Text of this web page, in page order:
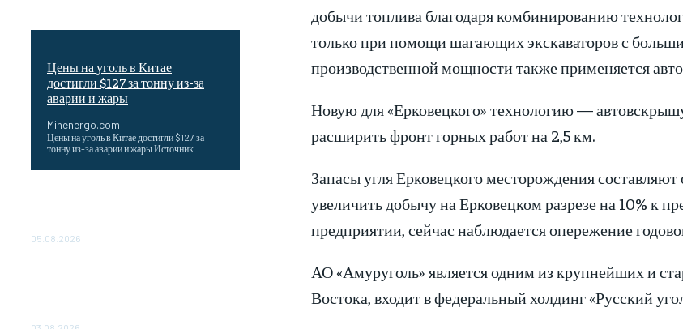
Цены на уголь в Китае
достигли $127 за тонну из-за
аварии и жары
Minenergo.com
Цены на уголь в Китае достигли $127 за
тонну из-за аварии и жары Источник
05.08.2026
добычи топлива благодаря комбинированию
только при помощи шагающих экскаваторов с
производственной мощности также применяется
Новую для «Ерковецкого» технологию —
расширить фронт горных работ на 2,5 км.
Запасы угля Ерковецкого месторождения
увеличить добычу на Ерковецком разрезе на 10% к
предприятии, сейчас наблюдается опережение
АО «Амуруголь» является одним из крупнейших и
Востока, входит в федеральный холдинг «Русский